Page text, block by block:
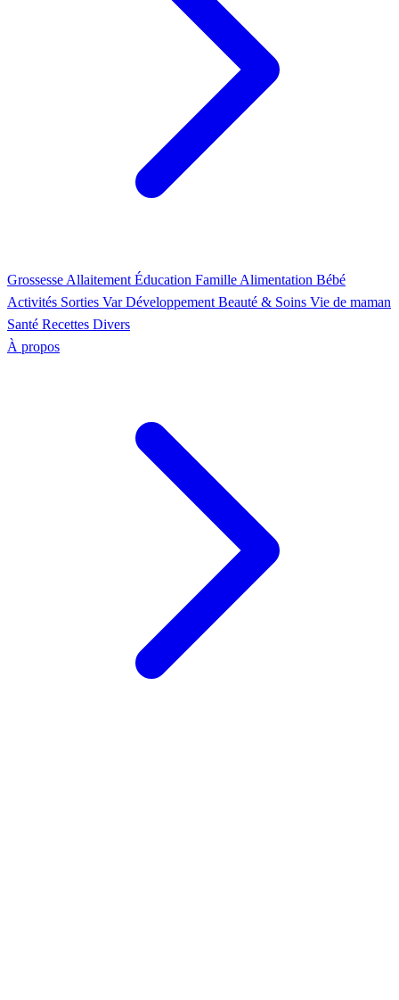
Grossesse Allaitement Éducation Famille Alimentation Bébé
Activités Sorties Var Développement Beauté & Soins Vie de maman
Santé Recettes Divers
À propos